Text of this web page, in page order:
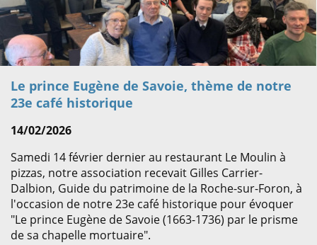
Le prince Eugène de Savoie, thème de notre
23e café historique
14/02/2026
Samedi 14 février dernier au restaurant Le Moulin à
pizzas, notre association recevait Gilles Carrier-
Dalbion, Guide du patrimoine de la Roche-sur-Foron, à
l'occasion de notre 23e café historique pour évoquer
"Le prince Eugène de Savoie (1663-1736) par le prisme
de sa chapelle mortuaire".